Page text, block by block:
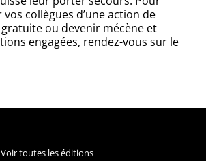
collègues d’une action de
ou devenir mécène et
engagées, rendez-vous sur le
toutes les éditions